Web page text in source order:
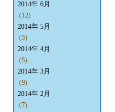
2014年 6月
(12)
2014年 5月
(3)
2014年 4月
(5)
2014年 3月
(9)
2014年 2月
(7)